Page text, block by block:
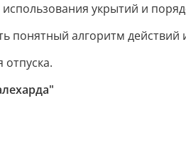
укрытий и
понятный алгоритм